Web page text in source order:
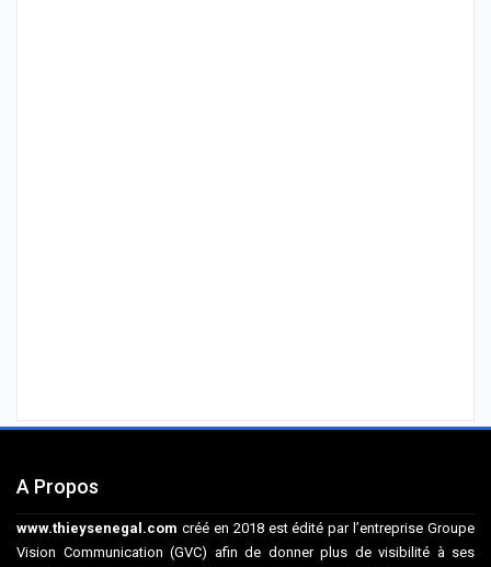
A Propos
www.thieysenegal.com créé en 2018 est édité par l’entreprise Groupe
Vision Communication (GVC) afin de donner plus de visibilité à ses